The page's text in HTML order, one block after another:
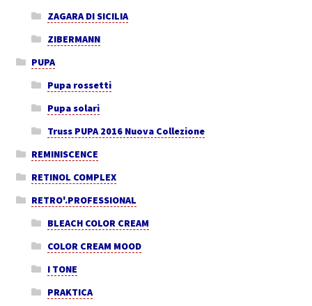
ZAGARA DI SICILIA
ZIBERMANN
PUPA
Pupa rossetti
Pupa solari
Truss PUPA 2016 Nuova Collezione
REMINISCENCE
RETINOL COMPLEX
RETRO'.PROFESSIONAL
BLEACH COLOR CREAM
COLOR CREAM MOOD
I TONE
PRAKTICA